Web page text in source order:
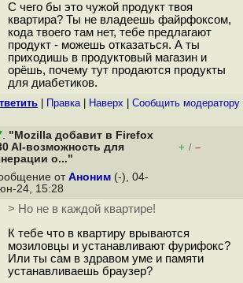
С чего бы это чужой продукт твоя
квартира? Ты не владеешь файрфоксом,
кода твоего там нет, тебе предлагают
продукт - можешь отказаться. А ты
приходишь в продуктовый магазин и
орёшь, почему тут продаются продукты
для диабетиков.
Правка| Наверх Cообщить модератору
. "Mozilla добавит в Firefox
AI-возможность для
о..."
+ / –
от Аноним (-), 04-
24, 15:28
> Но не в каждой квартире!
К тебе что в квартиру врываются
мозиловцы и устанавливают фурифокс?
Или ты сам в здравом уме и памяти
устанавливаешь браузер?